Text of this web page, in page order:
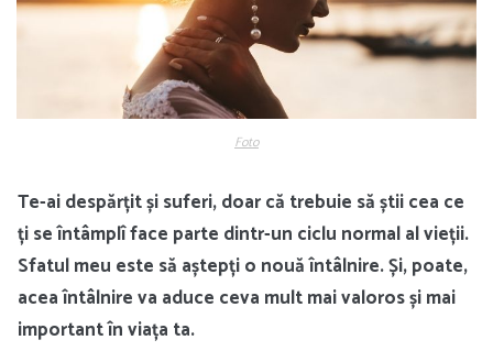
Foto
Te-ai despărțit și suferi, doar că trebuie să știi cea ce
ți se întâmplî face parte dintr-un ciclu normal al vieții.
Sfatul meu este să aștepți o nouă întâlnire. Și, poate,
acea întâlnire va aduce ceva mult mai valoros și mai
important în viața ta.